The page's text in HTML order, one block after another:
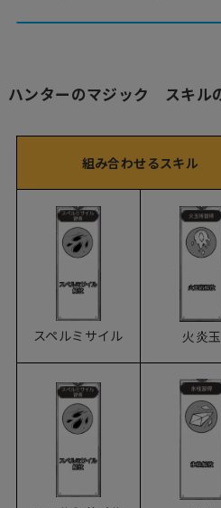
ハンターのマジック スキル
組み合わせるスキル
スペルミサイル 火炎玉